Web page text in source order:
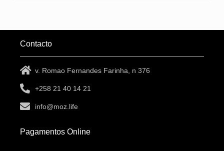
Contacto
v. Romao Fernandes Farinha, n 376
+258 21 40 14 21
info@moz.life
Pagamentos Online